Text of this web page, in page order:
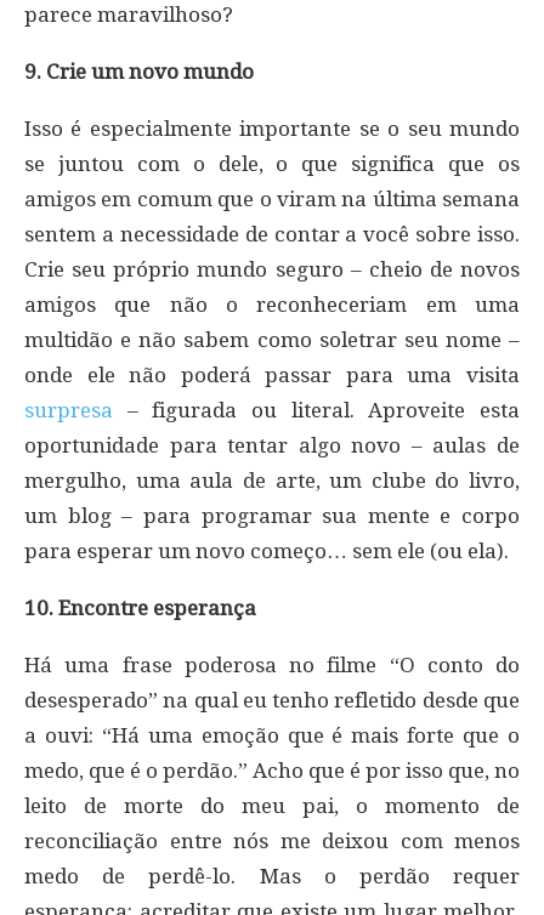
parece maravilhoso?
9. Crie um novo mundo
Isso é especialmente importante se o seu mundo
se juntou com o dele, o que significa que os
amigos em comum que o viram na última semana
sentem a necessidade de contar a você sobre isso.
Crie seu próprio mundo seguro – cheio de novos
amigos que não o reconheceriam em uma
multidão e não sabem como soletrar seu nome –
onde ele não poderá passar para uma visita
surpresa – figurada ou literal. Aproveite esta
oportunidade para tentar algo novo – aulas de
mergulho, uma aula de arte, um clube do livro,
um blog – para programar sua mente e corpo
para esperar um novo começo… sem ele (ou ela).
10. Encontre esperança
Há uma frase poderosa no filme “O conto do
desesperado” na qual eu tenho refletido desde que
a ouvi: “Há uma emoção que é mais forte que o
medo, que é o perdão.” Acho que é por isso que, no
leito de morte do meu pai, o momento de
reconciliação entre nós me deixou com menos
medo de perdê-lo. Mas o perdão requer